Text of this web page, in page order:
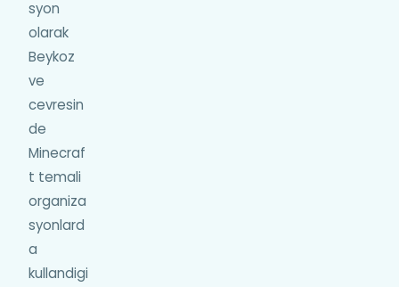
syon
olarak
Beykoz
ve
cevresin
de
Minecraf
t temali
organiza
syonlard
a
kullandigi